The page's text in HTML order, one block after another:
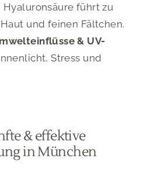
Hyaluronsäure führt zu
und feinen Fältchen.
& UV-
Stress und
& effektive
in München